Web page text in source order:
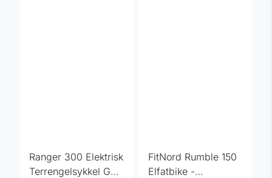
Ranger 300 Elektrisk
Terrengelsykkel G2,
FitNord Rumble 150
Elfatbike -